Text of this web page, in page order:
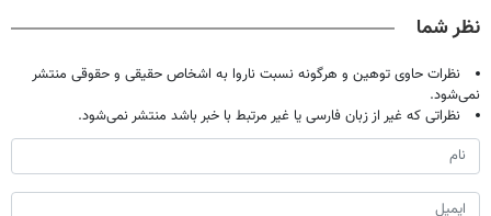
امشب)
نظر شما
نظرات حاوی توهین و هرگونه نسبت ناروا به اشخاص حقیقی و حقوقی منتشر
نمی‌شود.
نظراتی که غیر از زبان فارسی یا غیر مرتبط با خبر باشد منتشر نمی‌شود.